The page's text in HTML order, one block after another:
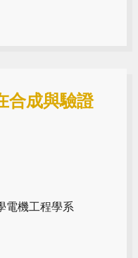
合成與驗證
電機工程學系